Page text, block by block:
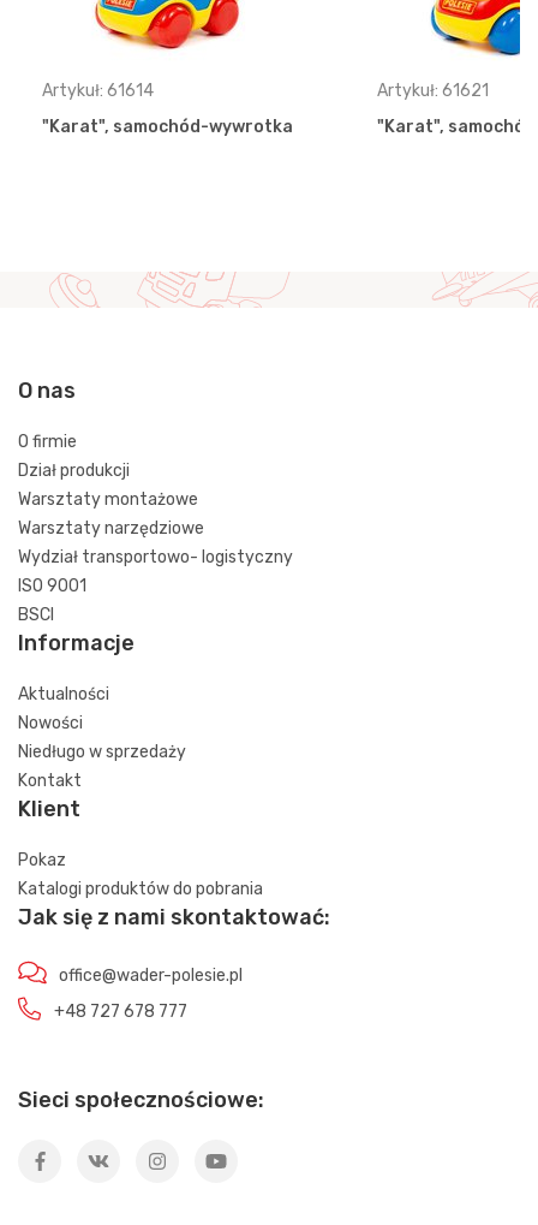
Artykuł: 61614
"Karat", samochód-wywrotka
Artykuł: 61621
"Karat",
O nas
O firmie
Dział produkcji
Warsztaty montażowe
Warsztaty narzędziowe
Wydział transportowo- logistyczny
ISO 9001
BSCI
Informacje
Aktualności
Nowości
Niedługo w sprzedaży
Kontakt
Klient
Pokaz
Katalogi produktów do pobrania
Jak się z nami skontaktować:
office@wader-polesie.pl
+48 727 678 777
Sieci społecznościowe: